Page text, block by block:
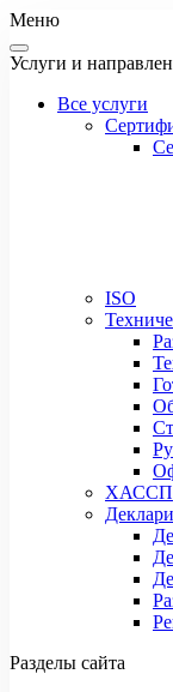
Меню
Услуги и
Все услуги
ISO
ХАССП
Разделы сайта